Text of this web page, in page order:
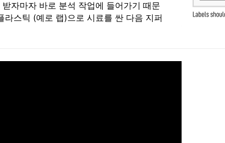
자마자 바로 분석 작업에 들어가기 때문
스틱 (예로 랩)으로 시료를 싼 다음 지퍼